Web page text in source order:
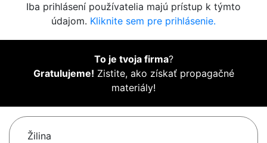
Iba prihlásení používatelia majú prístup k týmto
údajom. Kliknite sem pre prihlásenie.
To je tvoja firma?
Gratulujeme! Zistite, ako získať propagačné
materiály!
Žilina